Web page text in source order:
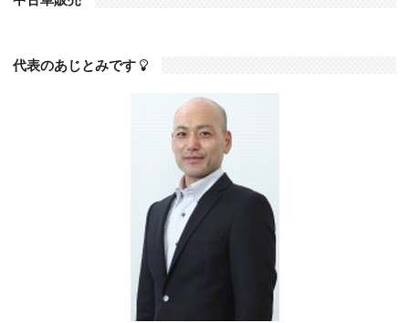
代表のあじとみです